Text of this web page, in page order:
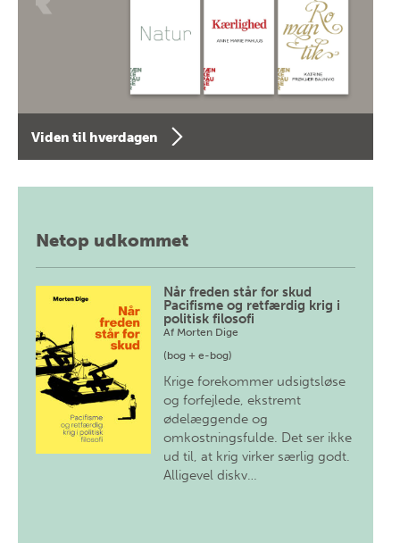
Viden til hverdagen
Netop udkommet
Når freden står for skud
Pacifisme og retfærdig krig i
politisk filosofi
Af Morten Dige
(bog + e-bog)
Krige forekommer udsigtsløse
og forfejlede, ekstremt
ødelæggende og
omkostningsfulde. Det ser ikke
ud til, at krig virker særlig godt.
Alligevel diskv…